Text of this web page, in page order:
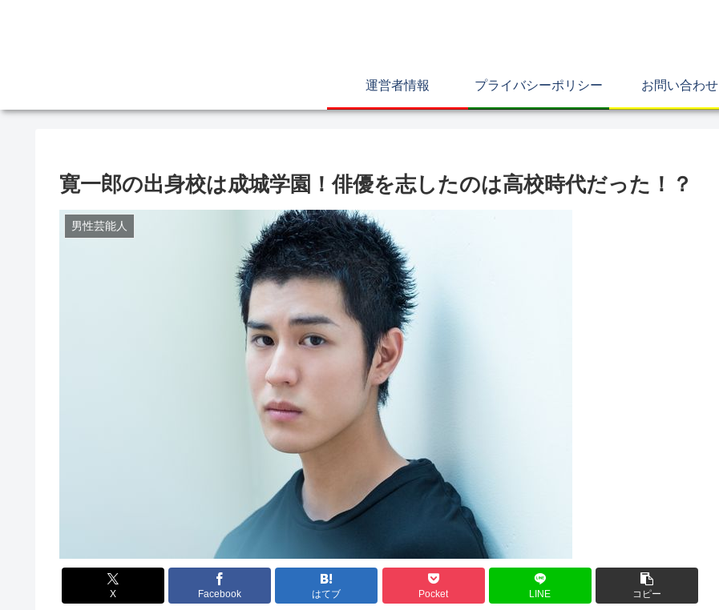
運営者情報 プライバシーポリシー お問い合わせ
寛一郎の出身校は成城学園！俳優を志したのは高校時代だった！？
男性芸能人
X Facebook はてブ Pocket LINE コピー